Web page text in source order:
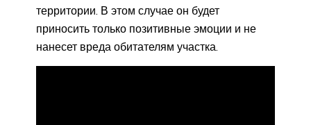
территории. В этом случае он будет
приносить только позитивные эмоции и не
нанесет вреда обитателям участка.